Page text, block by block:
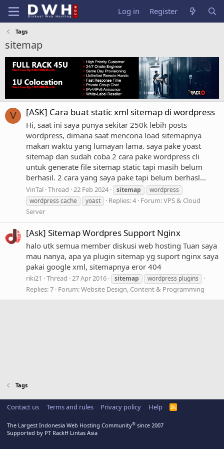
Log in Register
Tags
sitemap
V [ASK] Cara buat static xml sitemap di wordpress
Hi, saat ini saya punya sekitar 250k lebih posts
wordpress, dimana saat mencona load sitemapnya
makan waktu yang lumayan lama. saya pake yoast
sitemap dan sudah coba 2 cara pake wordpress cli
untuk generate file sitemap static tapi masih belum
berhasil. 2 cara yang saya pake tapi belum berhasl...
VinTal Thread 22 Feb 2024 sitemap
wordpress
wordpress cache
yoast Replies: 4 Forum:VPS & Cloud
Server
[Ask] Sitemap Wordpres Support Nginx
halo utk semua member diskusi web hosting Tuan saya
mau nanya, apa ya plugin sitemap yg suport nginx saya
pakai google xml, sitemapnya eror 404
riki21 Thread 27 Apr 2016 sitemap wordpress plugins
Replies: 7 Forum:Website Design, Content & Programming
Tags
Contact us Terms and rules Privacy policy Help
R
The Largest Indonesia Web Hosting Community® since 2007
Supported by PT RackH Lintas Asia